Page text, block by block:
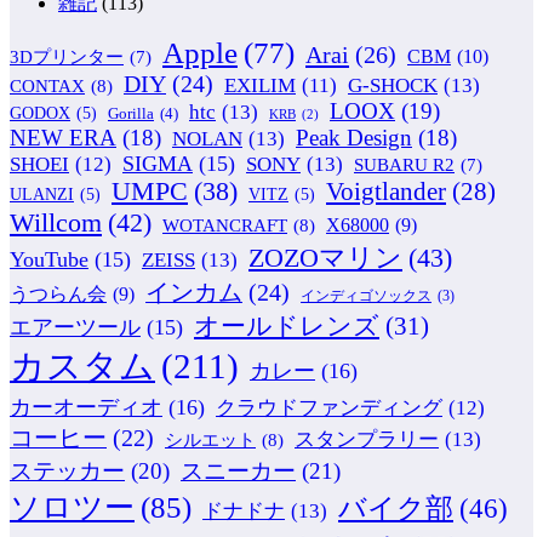
3Dプリンター (7) Apple (77) Arai (26) CBM (10)
CONTAX (8) DIY (24) EXILIM (11) G-SHOCK (13)
GODOX (5) Gorilla (4) htc (13) KRB (2) LOOX (19)
NEW ERA (18) NOLAN (13) Peak Design (18)
SHOEI (12) SIGMA (15) SONY (13) SUBARU R2 (7)
ULANZI (5) UMPC (38) VITZ (5) Voigtlander (28)
Willcom (42) WOTANCRAFT (8) X68000 (9)
YouTube (15) ZEISS (13) ZOZOマリン (43)
うつらん会 (9) インカム (24) インディゴソックス (3)
エアーツール (15) オールドレンズ (31)
カスタム (211) カレー (16)
カーオーディオ (16) クラウドファンディング (12)
コーヒー (22) シルエット (8) スタンプラリー (13)
ステッカー (20) スニーカー (21)
ソロツー (85) ドナドナ (13) バイク部 (46)